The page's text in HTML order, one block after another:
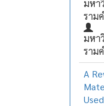
มหา
ราม
มหา
ราม
A